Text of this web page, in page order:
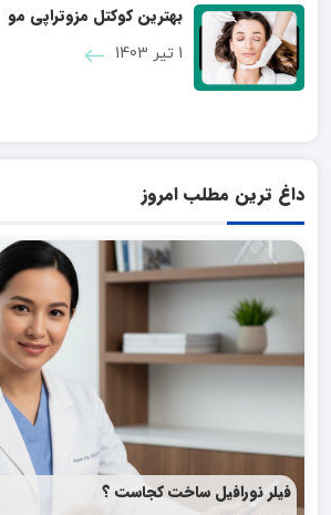
بهترین کوکتل مزوتراپی مو
1 تیر 1403
داغ ترین مطلب امروز
فیلر نورافیل ساخت کجاست ؟